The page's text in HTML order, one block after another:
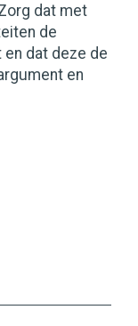
dat met
de
dat deze de
en